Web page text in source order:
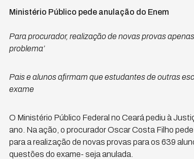
Ministério Público pede anulação do Enem
Para procurador, realização de novas provas
problema’
Pais e alunos afirmam que estudantes de outras
exame
O Ministério Público Federal no Ceará pediu à
ano. Na ação, o procurador Oscar Costa Filho
para a realização de novas provas para os 639
questões do exame- seja anulada.